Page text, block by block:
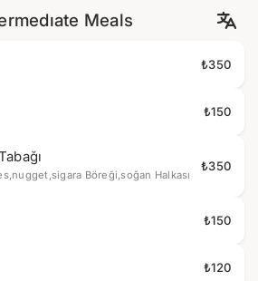
Meals
₺350
₺150
Böreği,soğan Halkası
₺350
₺150
₺120